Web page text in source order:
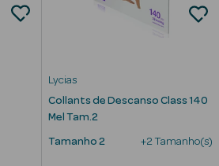
Lycias
Collants de Descanso Class 140
Mel Tam.2
Tamanho 2 +2 Tamanho(s)